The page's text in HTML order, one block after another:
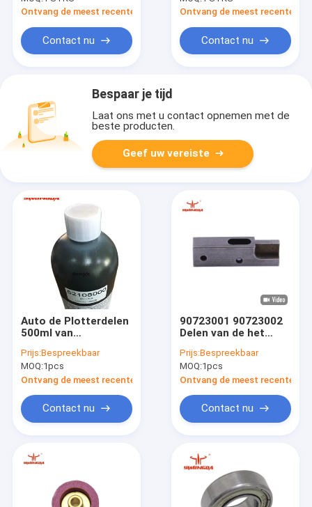
snijmachine
Ontvang de meest recente Prijs
Contact nu
Ontvang de meest recente
Contact nu
Bespaar je tijd
Laat ons met u contact opnemen met de
beste producten.
Geef uw vereiste
Auto de Plotterdelen
500ml van
Duurzame ap700-
CXS Inktpatroon
52108000
Prijs:Bespreekbaar
MOQ:1pcs
Ontvang de meest recente Prijs
Contact nu
90723001 90723002
Delen van de het
Snijdersvervangstukken
XLC7000
Prijs:Bespreekbaar
MOQ:1pcs
Ontvang de meest recente
Contact nu